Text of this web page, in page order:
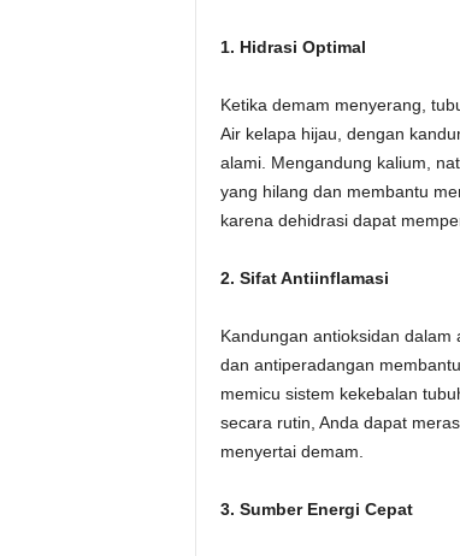
1. Hidrasi Optimal
Ketika demam menyerang,
Air kelapa hijau, dengan
alami. Mengandung kalium,
yang hilang dan membantu
karena dehidrasi dapat
2. Sifat Antiinflamasi
Kandungan antioksidan
dan antiperadangan
memicu sistem kekebalan
secara rutin, Anda dapat
menyertai demam.
3. Sumber Energi Cepat